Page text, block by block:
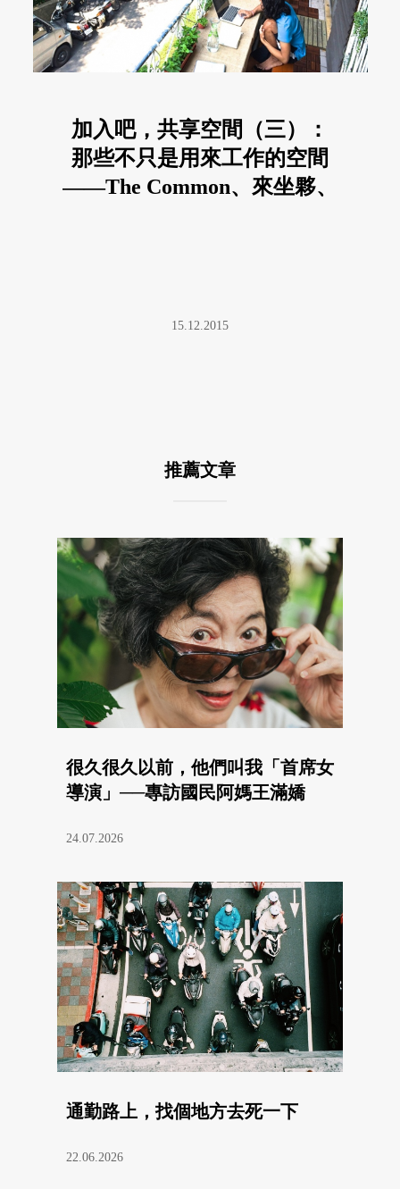
加入吧，共享空間（三）：
那些不只是用來工作的空間
——The Common、來坐夥、
15.12.2015
推薦文章
很久很久以前，他們叫我「首席女
導演」──專訪國民阿媽王滿嬌
24.07.2026
通勤路上，找個地方去死一下
22.06.2026